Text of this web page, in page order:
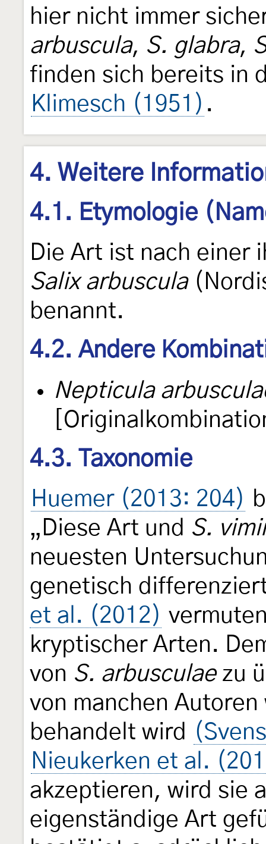
hier nicht immer
arbuscula, S. glabra,
finden sich bereits in
Klimesch (1951) .
4. Weitere
4.1. Etymologie
Die Art ist nach einer
Salix arbuscula
benannt.
4.2. Andere
Nepticula
4.3. Taxonomie
Huemer (2013: 204)
„Diese Art und S.
neuesten
genetisch
et al. (2012)
kryptischer Arten.
von S. arbusculaezu
von manchen
behandelt wird
Nieukerken et al.
akzeptieren, wird sie
eigenständige Art